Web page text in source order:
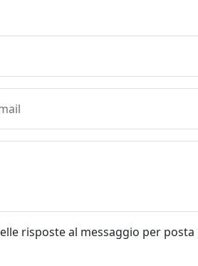
risposte al messaggio per